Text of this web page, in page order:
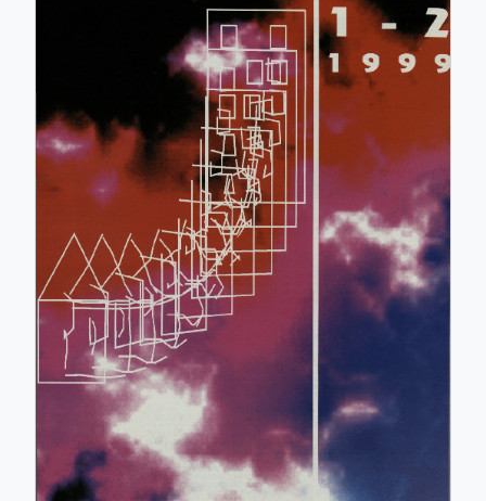
ISSN: 0017-2774
e-ISSN: 2536-4332
COBISS.SI-ID: 859140
UDK: 05:625